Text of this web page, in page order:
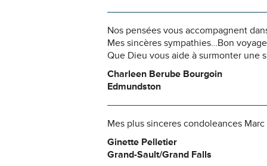
Nos pensées vous accompagnent
Mes sincères sympathies…Bon
Que Dieu vous aide à surmonter une
Charleen Berube Bourgoin
Edmundston
Mes plus sinceres condoleances
Ginette Pelletier
Grand-Sault/Grand Falls